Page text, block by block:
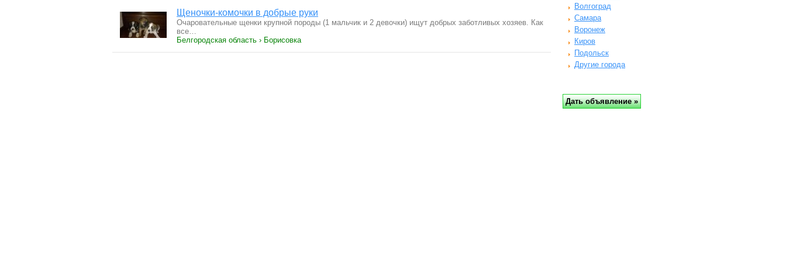
Щеночки-комочки в добрые руки
Очаровательные щенки крупной породы (1 мальчик и 2 девочки) ищут добрых заботливых хозяев. Как
все…
Белгородская область › Борисовка
Волгоград
Самара
Воронеж
Киров
Подольск
Другие города